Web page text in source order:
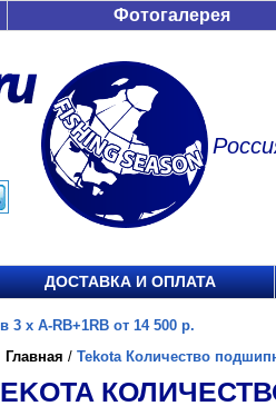
Фотогалерея
ДОСТАВКА И ОПЛАТА
x A-RB+1RB от 14 500 р.
Главная / Tekota Количество